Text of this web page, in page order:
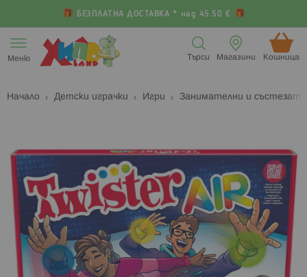
БЕЗПЛАТНА ДОСТАВКА * над 45.50 €
към
съдържанието
Меню Кошница (
Магазини
Търси
Начало Детски играчки Игри Занимателни и
на
галерията
на
изображенията